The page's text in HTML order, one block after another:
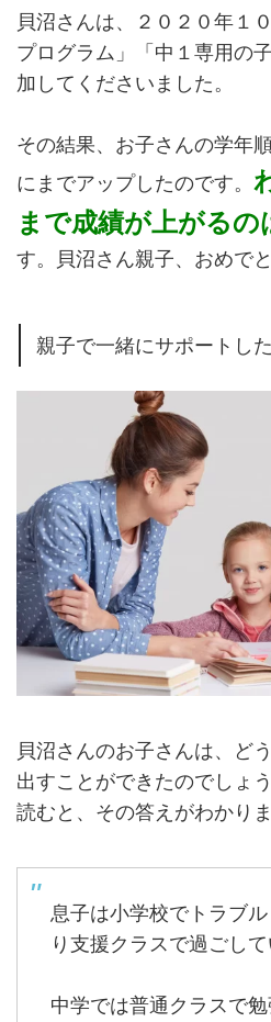
貝沼さんは、２０２０年１
プログラム」「中１専用の
加してくださいました。
その結果、お子さんの学年
にまでアップしたのです。
まで成績が上がる
す。貝沼さん親子、おめで
親子で一緒にサポートし
貝沼さんのお子さんは、ど
出すことができたのでしょ
読むと、その答えがわかりま
息子は小学校でトラブ
り支援クラスで過ごして
中学では普通クラスで